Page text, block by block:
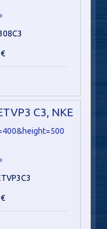
C3, NKE